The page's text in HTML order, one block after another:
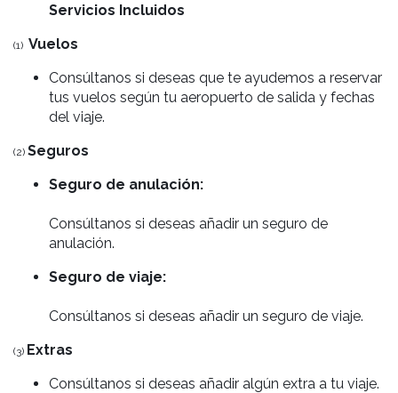
Servicios Incluidos
(1) Vuelos
Consúltanos si deseas que te ayudemos a reservar
tus vuelos según tu aeropuerto de salida y fechas
del viaje.
(2) Seguros
Seguro de anulación:
Consúltanos si deseas añadir un seguro de
anulación.
Seguro de viaje:
Consúltanos si deseas añadir un seguro de viaje.
(3) Extras
Consúltanos si deseas añadir algún extra a tu viaje.